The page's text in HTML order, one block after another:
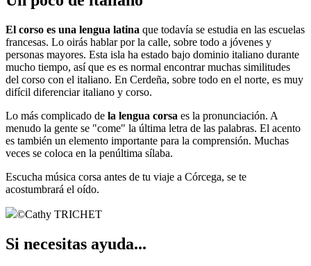
El corso es una lengua latina que todavía se estudia en las escuelas
francesas. Lo oirás hablar por la calle, sobre todo a jóvenes y
personas mayores. Esta isla ha estado bajo dominio italiano durante
mucho tiempo, así que es es normal encontrar muchas similitudes
del corso con el italiano. En Cerdeña, sobre todo en el norte, es muy
difícil diferenciar italiano y corso.
Lo más complicado de la lengua corsa es la pronunciación. A
menudo la gente se "come" la última letra de las palabras. El acento
es también un elemento importante para la comprensión. Muchas
veces se coloca en la penúltima sílaba.
Escucha música corsa antes de tu viaje a Córcega, se te
acostumbrará el oído.
©Cathy TRICHET
Si necesitas ayuda...